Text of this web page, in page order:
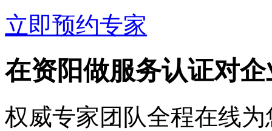
立即预约专家
在资阳做服务认证对
权威专家团队全程在线